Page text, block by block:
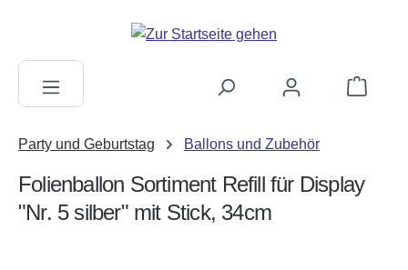
Party und Geburtstag Ballons und Zubehör
Folienballon Sortiment Refill für Display
"Nr. 5 silber" mit Stick, 34cm